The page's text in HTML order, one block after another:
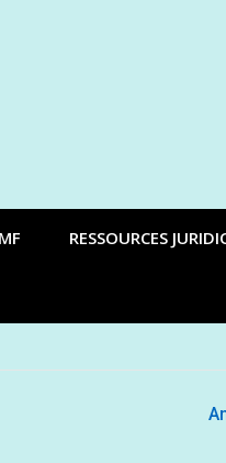
RESSOURCES